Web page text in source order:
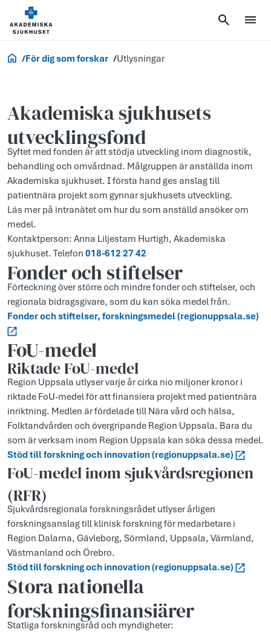
Forskning
För dig som forskar Utlysningar
Akademiska sjukhusets
utvecklingsfond
Syftet med fonden är att stödja utveckling inom diagnostik,
behandling och omvårdnad. Målgruppen är anställda inom
Akademiska sjukhuset. I första hand ges anslag till
patientnära projekt som gynnar sjukhusets utveckling.
Läs mer på intranätet om hur du som anställd ansöker om
medel.
Kontaktperson: Anna Liljestam Hurtigh, Akademiska
sjukhuset. Telefon 018-612 27 42
Fonder och stiftelser
Förteckning över större och mindre fonder och stiftelser, och
regionala bidragsgivare, som du kan söka medel från.
Fonder och stiftelser, forskningsmedel (regionuppsala.se)
FoU-medel
Riktade FoU-medel
Region Uppsala utlyser varje år cirka nio miljoner kronor i
riktade FoU-medel för att finansiera projekt med patientnära
inriktning. Medlen är fördelade till Nära vård och hälsa,
Folktandvården och övergripande Region Uppsala. Bara du
som är verksam inom Region Uppsala kan söka dessa medel.
Stöd till forskning och innovation (regionuppsala.se)
FoU-medel inom ­sjukv­årdsregio­nen
(RFR)
Sjukvårdsregionala forskningsrådet utlyser årligen
forskningsanslag till klinisk forskning för medarbetare i
Region Dalarna, Gävleborg, Sörmland, Uppsala, Värmland,
Västmanland och Örebro.
Stöd till forskning och innovation (regionuppsala.se)
Stora nationella
forskningsfinansiärer
Statliga forskningsråd och myndigheter: